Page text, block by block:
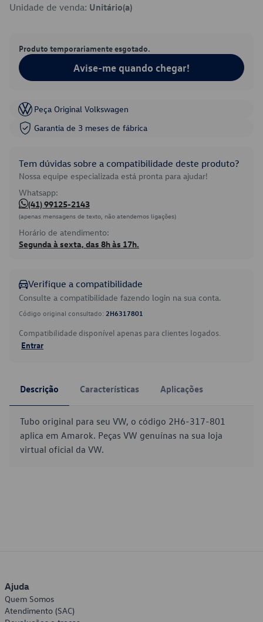
Unidade de venda: Unitário(a)
Produto temporariamente esgotado.
Avise-me quando chegar!
Peça Original Volkswagen
Garantia de 3 meses de fábrica
Tem dúvidas sobre a compatibilidade deste produto?
Nossa equipe especializada está pronta para ajudar!
Whatsapp:
(41) 99125-2143
(apenas mensagens de texto, não atendemos ligações)
Horário de atendimento:
Segunda à sexta, das 8h às 17h.
Verifique a compatibilidade
Consulte a compatibilidade fazendo login na sua conta.
Código original consultado: 2H6317801
Compatibilidade disponível apenas para clientes logados.
Entrar
Descrição Características Aplicações
Tubo original para seu VW, o código 2H6-317-801
aplica em Amarok. Peças VW genuínas na sua loja
virtual oficial da VW.
Ajuda
Quem Somos
Atendimento (SAC)